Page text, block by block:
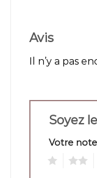
Avis
Il n’y a pas
Soyez
Votre note